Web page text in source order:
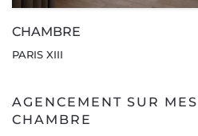
CHAMBRE
PARIS XIII
AGENCEMENT SUR
CHAMBRE